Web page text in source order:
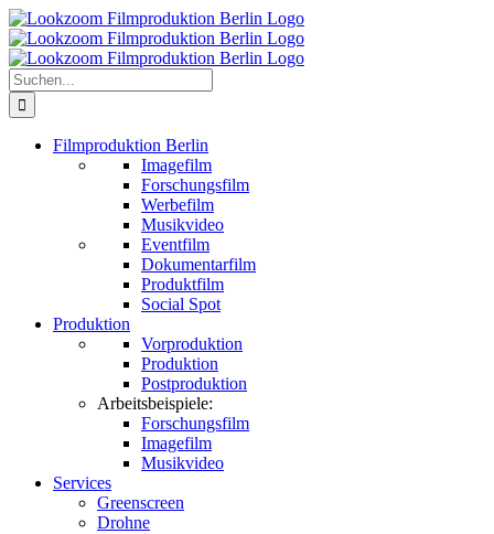
Zum
Inhalt
springen
Suche
nach:
Filmproduktion Berlin
Imagefilm
Forschungsfilm
Werbefilm
Musikvideo
Eventfilm
Dokumentarfilm
Produktfilm
Social Spot
Produktion
Vorproduktion
Produktion
Postproduktion
Arbeitsbeispiele:
Forschungsfilm
Imagefilm
Musikvideo
Services
Greenscreen
Drohne